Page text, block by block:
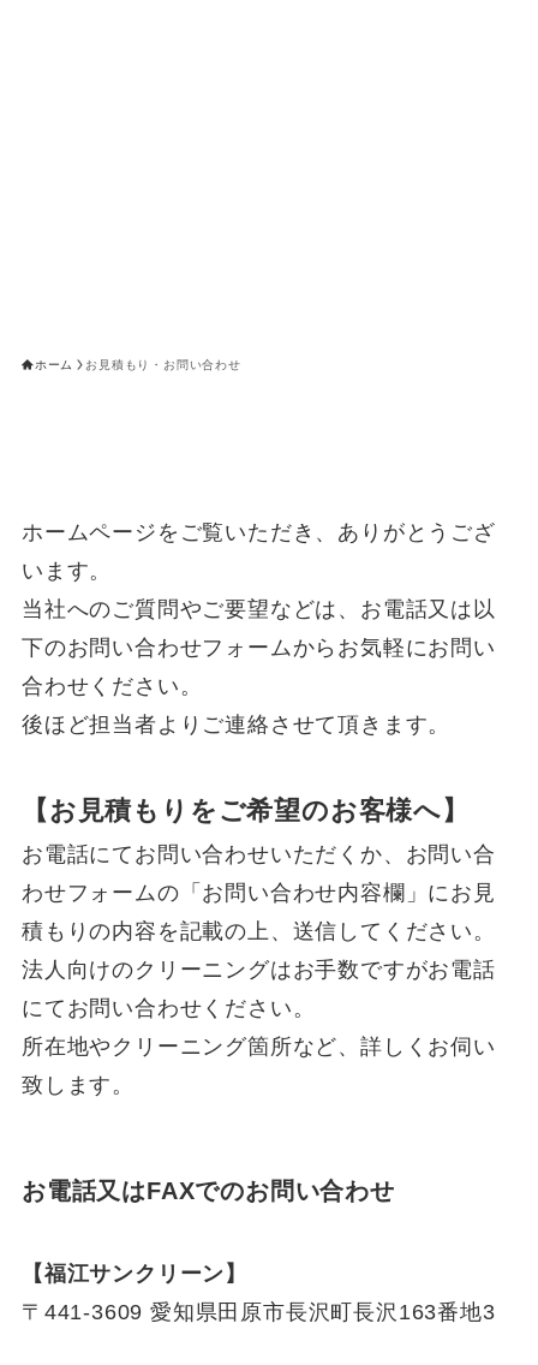
ホーム お見積もり・お問い合わせ
ホームページをご覧いただき、ありがとうござ
います。
当社へのご質問やご要望などは、お電話又は以
下のお問い合わせフォームからお気軽にお問い
合わせください。
後ほど担当者よりご連絡させて頂きます。
【お見積もりをご希望のお客様へ】
お電話にてお問い合わせいただくか、お問い合
わせフォームの「お問い合わせ内容欄」にお見
積もりの内容を記載の上、送信してください。
法人向けのクリーニングはお手数ですがお電話
にてお問い合わせください。
所在地やクリーニング箇所など、詳しくお伺い
致します。
お電話又はFAXでのお問い合わせ
【福江サンクリーン】
〒441-3609 愛知県田原市長沢町長沢163番地3